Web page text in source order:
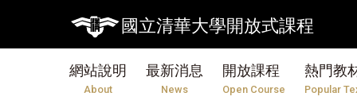
國立清華大學開放式課程
網站說明
About
最新消息
News
開放課程
Open Course
熱門教
Popular